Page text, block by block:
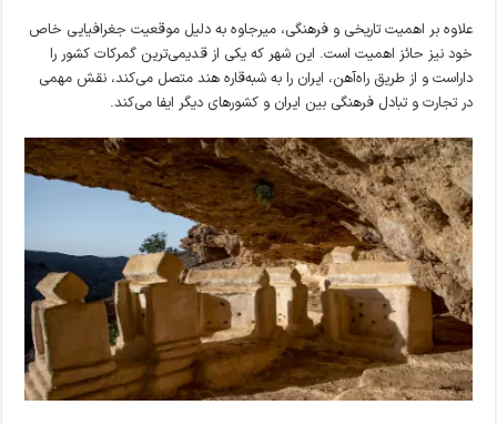
علاوه بر اهمیت تاریخی و فرهنگی، میرجاوه به دلیل موقعیت جغرافیایی خاص
خود نیز حائز اهمیت است. این شهر که یکی از قدیمی‌ترین گمرکات کشور را
داراست و از طریق راه‌آهن، ایران را به شبه‌قاره هند متصل می‌کند، نقش مهمی
در تجارت و تبادل فرهنگی بین ایران و کشورهای دیگر ایفا می‌کند.